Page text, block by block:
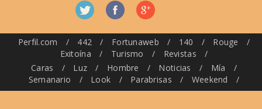
Perfil.com / 442 / Fortunaweb / 140 / Rouge
/
Exitoína
/ Turismo / Revistas
/
Caras
/ Luz / Hombre / Noticias / Mía
/
Semanario
/ Look / Parabrisas / Weekend /